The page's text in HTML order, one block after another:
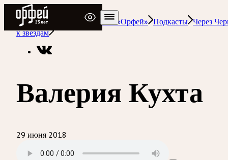
Радио Орфей
Радио классической музыки «Орфей» Подкасты Через
к звездам
Валерия Кухта
29 июня 2018